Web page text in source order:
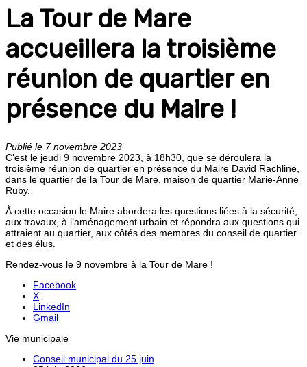
La Tour de Mare
accueillera la troisième
réunion de quartier en
présence du Maire !
Publié le 7 novembre 2023
C’est le jeudi 9 novembre 2023, à 18h30, que se déroulera la
troisième réunion de quartier en présence du Maire David Rachline,
dans le quartier de la Tour de Mare, maison de quartier Marie-Anne
Ruby.
À cette occasion le Maire abordera les questions liées à la sécurité,
aux travaux, à l’aménagement urbain et répondra aux questions qui
attraient au quartier, aux côtés des membres du conseil de quartier
et des élus.
Rendez-vous le 9 novembre à la Tour de Mare !
Facebook
X
LinkedIn
Gmail
Vie municipale
Conseil municipal du 25 juin